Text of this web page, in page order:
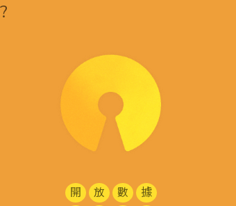
開 放 數
據